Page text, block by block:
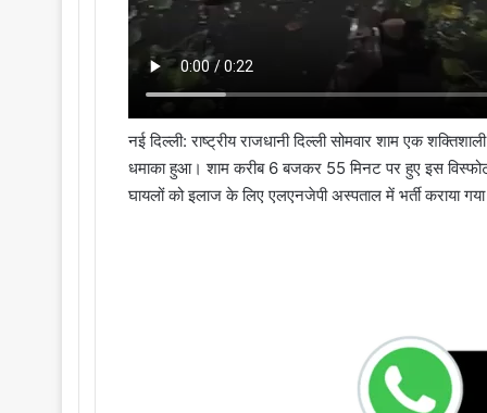
नई दिल्ली: राष्ट्रीय राजधानी दिल्ली सोमवार शाम एक
धमाका हुआ। शाम करीब 6 बजकर 55 मिनट पर हुए इस
घायलों को इलाज के लिए एलएनजेपी अस्पताल में भर्ती कराया